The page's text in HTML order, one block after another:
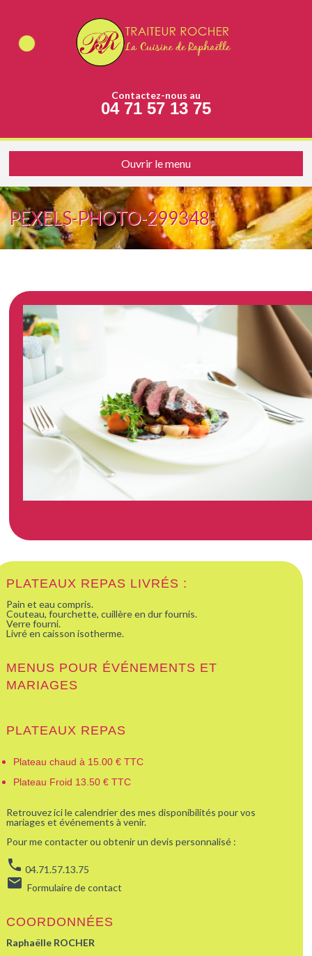
Contactez-nous au
04 71 57 13 75
Ouvrir le menu
PEXELS-PHOTO-299348
PLATEAUX REPAS LIVRÉS :
Pain et eau compris.
Couteau, fourchette, cuillère en dur fournis.
Verre fourni.
Livré en caisson isotherme.
MENUS POUR ÉVÉNEMENTS ET
MARIAGES
PLATEAUX REPAS
Plateau chaud à 15.00 € TTC
Plateau Froid 13.50 € TTC
Retrouvez ici le calendrier des mes disponibilités pour vos
mariages et événements à venir.
Pour me contacter ou obtenir un devis personnalisé :
phone 04.71.57.13.75
emailFormulaire de contact
COORDONNÉES
Raphaëlle ROCHER